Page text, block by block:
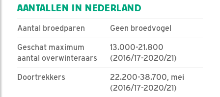
AANTALLEN IN NEDERLAND
Aantal broedparen Geen broedvogel
Geschat maximum
aantal overwinteraars
13.000-21.800
(2016/17-2020/21)
Doortrekkers
22.200-38.700, mei
(2016/17-2020/21)